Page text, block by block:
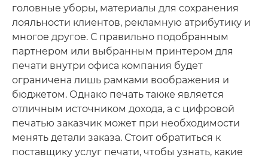
головные уборы, материалы для сохранения
лояльности клиентов, рекламную атрибутику и
многое другое. С правильно подобранным
партнером или выбранным принтером для
печати внутри офиса компания будет
ограничена лишь рамками воображения и
бюджетом. Однако печать также является
отличным источником дохода, а с цифровой
печатью заказчик может при необходимости
менять детали заказа. Стоит обратиться к
поставщику услуг печати, чтобы узнать, какие